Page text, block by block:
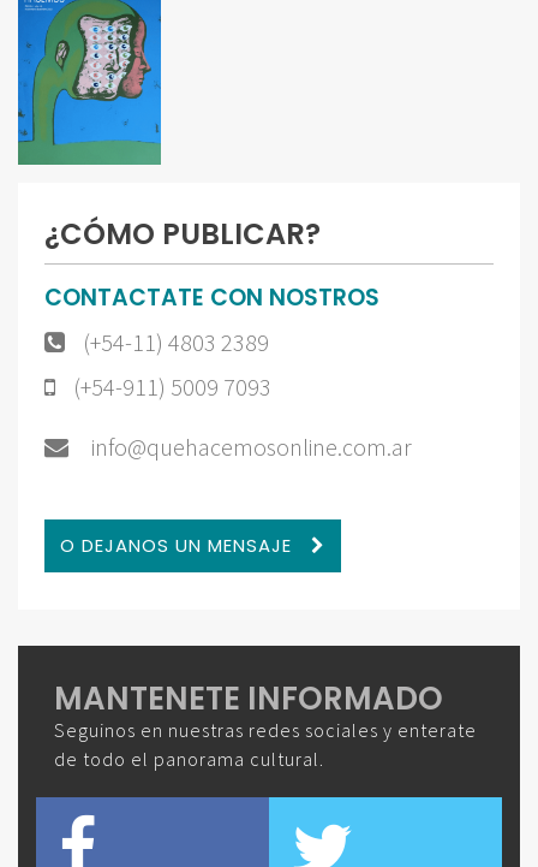
¿CÓMO PUBLICAR?
CONTACTATE CON NOSTROS
(+54-11) 4803 2389
(+54-911) 5009 7093
info@quehacemosonline.com.ar
O DEJANOS UN MENSAJE
MANTENETE INFORMADO
Seguinos en nuestras redes sociales y enterate
de todo el panorama cultural.